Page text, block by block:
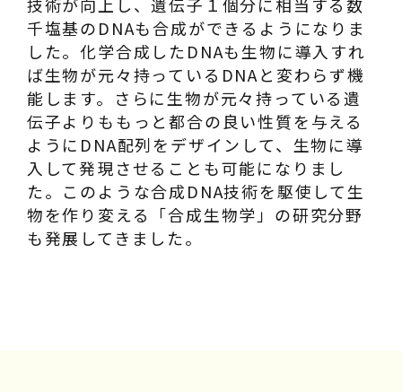
千塩基のDNAも合成ができるようになりま
した。化学合成したDNAも生物に導入すれ
ば生物が元々持っているDNAと変わらず機
能します。さらに生物が元々持っている遺
伝子よりももっと都合の良い性質を与える
ようにDNA配列をデザインして、生物に導
入して発現させることも可能になりまし
た。このような合成DNA技術を駆使して生
物を作り変える「合成生物学」の研究分野
も発展してきました。